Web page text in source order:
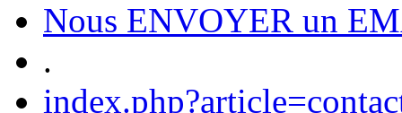
Nous ENVOYER un
.